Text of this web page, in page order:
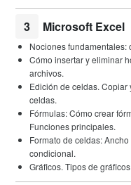
3 Microsoft Excel
Nociones fundamentales:
Cómo insertar y eliminar
archivos.
Edición de celdas. Copiar
celdas.
Fórmulas: Cómo crear
Funciones principales.
Formato de celdas:
condicional.
Gráficos. Tipos de